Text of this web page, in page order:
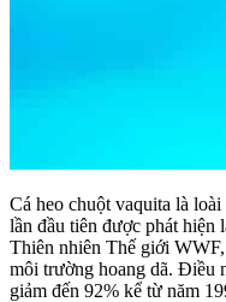
Cá heo chuột vaquita là
lần đầu tiên được phát hiện
Thiên nhiên Thế giới
môi trường hoang dã. Điều
giảm đến 92% kể từ năm